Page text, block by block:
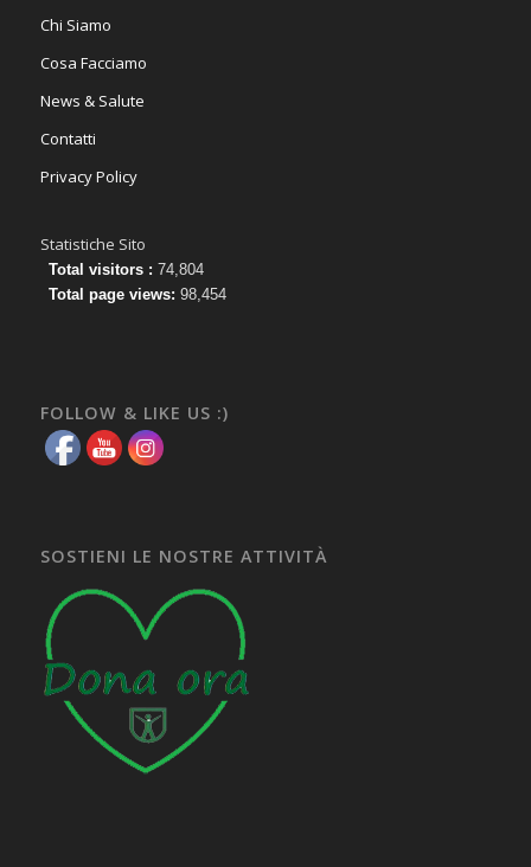
Chi Siamo
Cosa Facciamo
News & Salute
Contatti
Privacy Policy
Statistiche Sito
Total visitors : 74,804
Total page views: 98,454
FOLLOW & LIKE US :)
SOSTIENI LE NOSTRE ATTIVITÀ